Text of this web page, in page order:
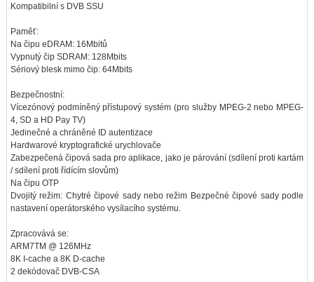
Kompatibilní s DVB SSU
Paměť:
Na čipu eDRAM: 16Mbitů
Vypnutý čip SDRAM: 128Mbits
Sériový blesk mimo čip: 64Mbits
Bezpečnostní:
Vícezónový podmíněný přístupový systém (pro služby MPEG-2 nebo MPEG-
4, SD a HD Pay TV)
Jedinečné a chráněné ID autentizace
Hardwarové kryptografické urychlovače
Zabezpečená čipová sada pro aplikace, jako je párování (sdílení proti kartám
/ sdílení proti řídícím slovům)
Na čipu OTP
Dvojitý režim: Chytré čipové sady nebo režim Bezpečné čipové sady podle
nastavení operátorského vysílacího systému.
Zpracovává se:
ARM7TM @ 126MHz
8K I-cache a 8K D-cache
2 dekódovač DVB-CSA